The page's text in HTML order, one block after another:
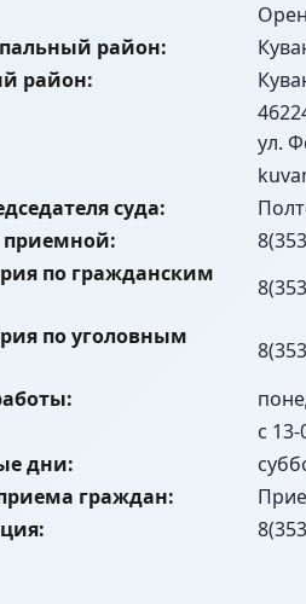
район:
район:
ул.
суда:
приемной:
по гражданским
по уголовным
с
дни:
граждан: